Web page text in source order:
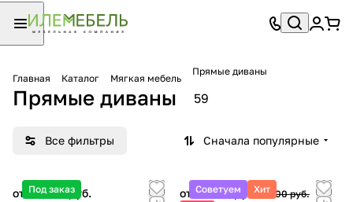
Главная Каталог Мягкая мебель
Прямые диваны
Прямые диваны 59
Все фильтры Сначала популярные
Под заказ
от 29 900 руб.
Советуем Хит
от 10 500 руб.18 500 руб.